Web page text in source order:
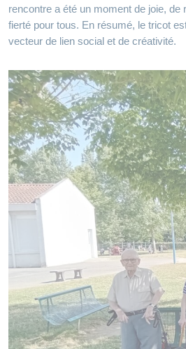
rencontre a été un moment de joie, de
fierté pour tous. En résumé, le tricot
vecteur de lien social et de créativité.